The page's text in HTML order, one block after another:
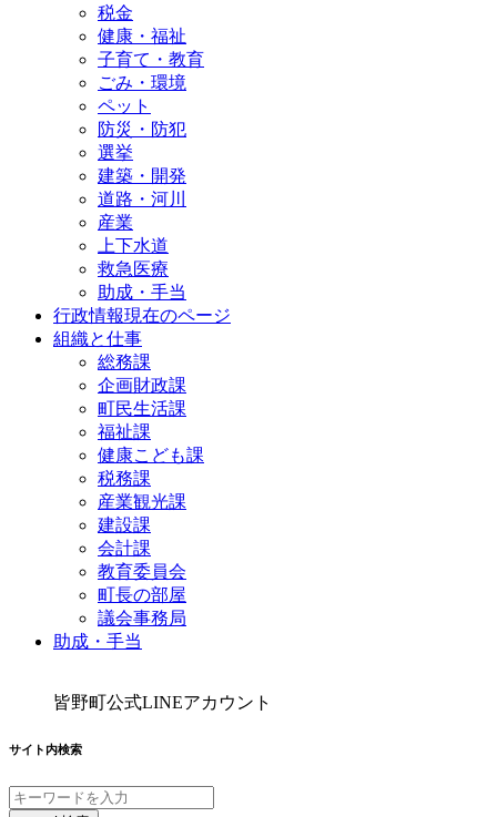
税金
健康・福祉
子育て・教育
ごみ・環境
ペット
防災・防犯
選挙
建築・開発
道路・河川
産業
上下水道
救急医療
助成・手当
行政情報現在のページ
組織と仕事
総務課
企画財政課
町民生活課
福祉課
健康こども課
税務課
産業観光課
建設課
会計課
教育委員会
町長の部屋
議会事務局
助成・手当
皆野町公式LINEアカウント
サイト内検索